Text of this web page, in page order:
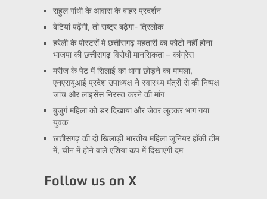
राहुल गांधी के आवास के बाहर प्रदर्शन
बेटियां पढ़ेंगी, तो राष्ट्र बढ़ेगा- त्रिलोक
हरेली के पोस्टरों मे छत्तीसगढ़ महतारी का फोटो नहीं होना
भाजपा की छत्तीसगढ़ विरोधी मानसिकता – कांग्रेस
मरीज के पेट में सिलाई का धागा छोड़ने का मामला,
एनएसयूआई प्रदेश उपाध्यक्ष ने स्वास्थ्य मंत्री से की निष्पक्ष
जांच और लाइसेंस निरस्त करने की मांग
बुजुर्ग महिला को डर दिखाया और जेवर लूटकर भाग गया
युवक
छत्तीसगढ़ की दो खिलाड़ी भारतीय महिला जूनियर हॉकी टीम
में, चीन में होने वाले एशिया कप में दिखाएंगी दम
Follow us on X